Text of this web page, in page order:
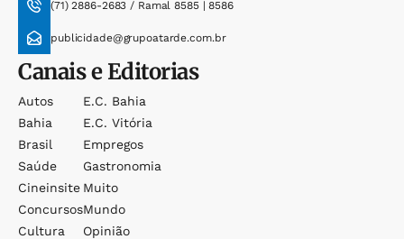
(71) 2886-2683 / Ramal 8585 | 8586
publicidade@grupoatarde.com.br
Canais e Editorias
Autos
Bahia
Brasil
Saúde
Cineinsite
Concursos
Cultura
E.c. Bahia
E.c. Vitória
Empregos
Gastronomia
Muito
Mundo
Opinião